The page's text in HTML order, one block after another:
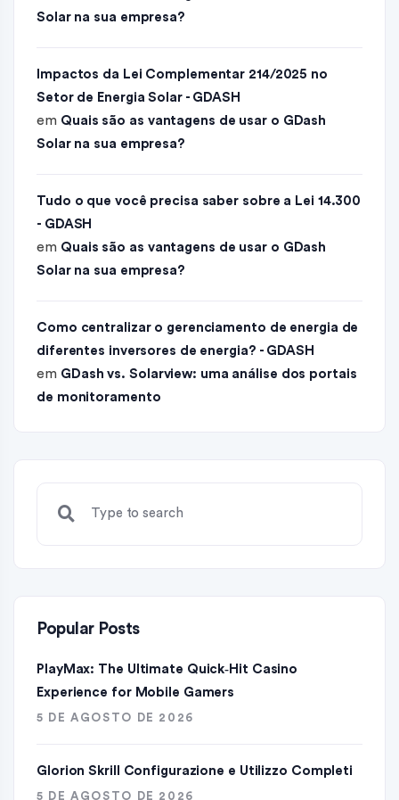
Solar na sua empresa?
Impactos da Lei Complementar 214/2025 no
Setor de Energia Solar - GDASH
em Quais são as vantagens de usar o GDash
Solar na sua empresa?
Tudo o que você precisa saber sobre a Lei 14.300
- GDASH
em Quais são as vantagens de usar o GDash
Solar na sua empresa?
Como centralizar o gerenciamento de energia de
diferentes inversores de energia? - GDASH
em GDash vs. Solarview: uma análise dos portais
de monitoramento
Popular Posts
PlayMax: The Ultimate Quick‑Hit Casino
Experience for Mobile Gamers
5 DE AGOSTO DE 2026
Glorion Skrill Configurazione e Utilizzo Completi
5 DE AGOSTO DE 2026